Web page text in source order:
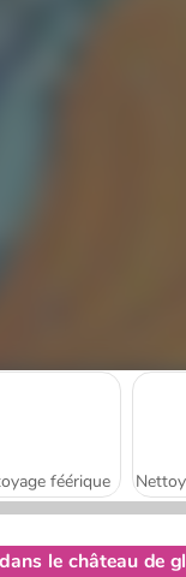
féérique
le château de